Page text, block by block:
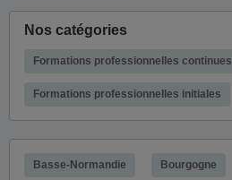
Nos catégories
Formations professionnelles continues
Formations professionnelles initiales
Basse-Normandie Bourgogne